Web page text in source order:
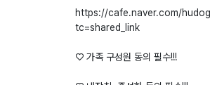
https://cafe.naver.com/
tc=shared_link
♡ 가족 구성원 동의 필수!!!